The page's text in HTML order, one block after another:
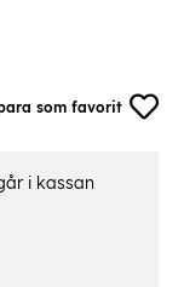
som favorit
i kassan